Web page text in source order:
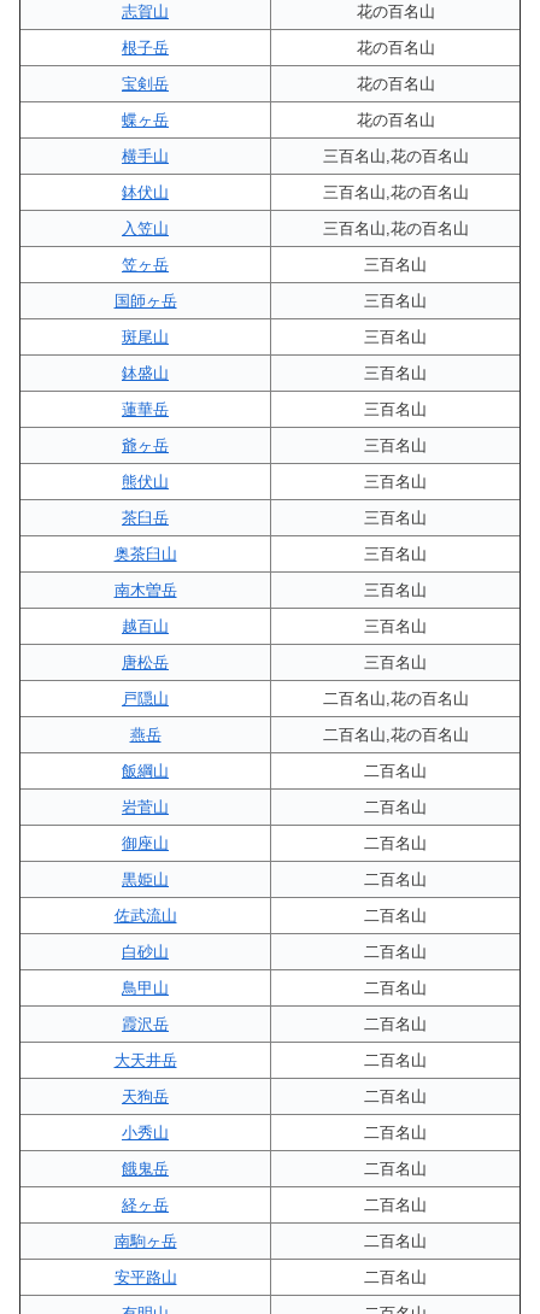
志賀山
花の百名山
根子岳
花の百名山
宝剣岳
花の百名山
蝶ヶ岳
花の百名山
横手山
三百名山,花の百名山
鉢伏山
三百名山,花の百名山
入笠山
三百名山,花の百名山
笠ヶ岳
三百名山
国師ヶ岳
三百名山
斑尾山
三百名山
鉢盛山
三百名山
蓮華岳
三百名山
爺ヶ岳
三百名山
熊伏山
三百名山
茶臼岳
三百名山
奥茶臼山
三百名山
南木曽岳
三百名山
越百山
三百名山
唐松岳
三百名山
戸隠山
二百名山,花の百名山
燕岳
二百名山,花の百名山
飯綱山
二百名山
岩菅山
二百名山
御座山
二百名山
黒姫山
二百名山
佐武流山
二百名山
白砂山
二百名山
鳥甲山
二百名山
霞沢岳
二百名山
大天井岳
二百名山
天狗岳
二百名山
小秀山
二百名山
餓鬼岳
二百名山
経ヶ岳
二百名山
南駒ヶ岳
二百名山
安平路山
二百名山